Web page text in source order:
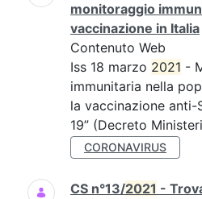
monitoraggio
vaccinazione in Italia
Contenuto Web
Iss 18 marzo 2021 -
immunitaria nella
la vaccinazione anti-
19” (Decreto
CORONAVIRUS
CS n°13/2021 -